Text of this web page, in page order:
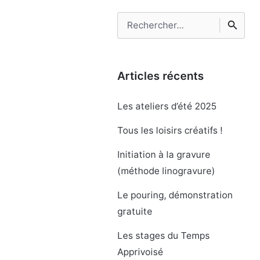
Rechercher
Articles récents
Les ateliers d’été 2025
Tous les loisirs créatifs !
Initiation à la gravure
(méthode linogravure)
Le pouring, démonstration
gratuite
Les stages du Temps
Apprivoisé